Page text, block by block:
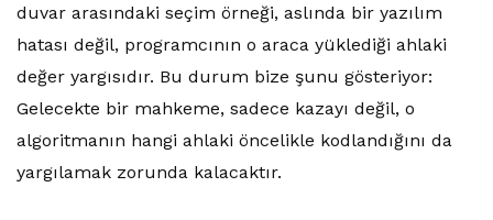
duvar arasındaki seçim örneği, aslında bir yazılım
hatası değil, programcının o araca yüklediği ahlaki
değer yargısıdır. Bu durum bize şunu gösteriyor:
Gelecekte bir mahkeme, sadece kazayı değil, o
algoritmanın hangi ahlaki öncelikle kodlandığını da
yargılamak zorunda kalacaktır.